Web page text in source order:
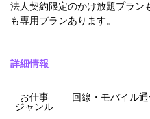
法人契約限定のかけ放題プラン
も専用プランあります。
詳細情報
お仕事
ジャンル
回線・モバイル